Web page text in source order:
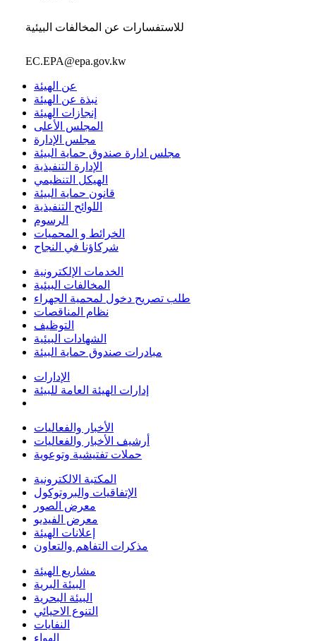
للاستفسارات عن المخالفات البيئية
EC.EPA@epa.gov.kw
عن الهيئة
نبذة عن الهيئة
إنجازات الهيئة
المجلس الأعلى
مجلس الإدارة
مجلس ادارة صندوق حماية البيئة
الإدارة التنفيذية
الهيكل التنظيمي
قانون حماية البيئة
اللوائح التنفيذية
الرسوم
الخرائط و المحميات
شركاؤنا في النجاح
الخدمات الإلكترونية
المخالفات البيئية
طلب تصريح دخول لمحمية الجهراء
نظام المناقصات
التوظيف
الشهادات البيئية
مبادرات صندوق حماية البيئة
الإدارات
إدارات الهيئة العامة للبيئة
الأخبار والفعاليات
أرشيف الأخبار والفعاليات
حملات تفتيشية وتوعوية
المكتبة الالكترونية
الإتفاقيات والبروتوكول
معرض الصور
معرض الفيديو
إعلانات الهيئة
مذكرات التفاهم والتعاون
مشاريع الهيئة
البيئة البرية
البيئة البحرية
التنوع الاحيائي
النفايات
الهواء